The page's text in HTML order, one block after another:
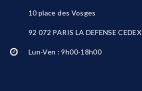
10 place des Vosges
92 072 PARIS LA DEFENSE CEDEX
Lun-Ven : 9h00-18h00